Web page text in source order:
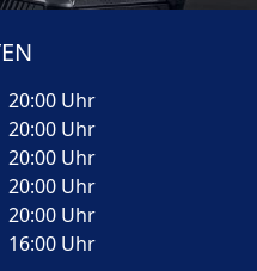
20:00 Uhr
20:00 Uhr
20:00 Uhr
20:00 Uhr
20:00 Uhr
16:00 Uhr